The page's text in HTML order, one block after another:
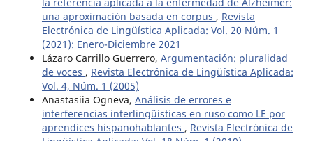
la referencia aplicada a la enfermedad de Alzheimer:
una aproximación basada en corpus , Revista
Electrónica de Lingüística Aplicada: Vol. 20 Núm. 1
(2021): Enero-Diciembre 2021
Lázaro Carrillo Guerrero, Argumentación: pluralidad
de voces , Revista Electrónica de Lingüística Aplicada:
Vol. 4, Núm. 1 (2005)
Anastasiia Ogneva, Análisis de errores e
interferencias interlingüísticas en ruso como LE por
aprendices hispanohablantes , Revista Electrónica de